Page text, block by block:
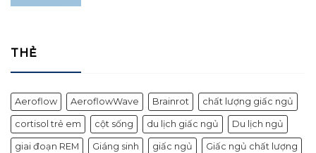
THẺ
Aeroflow AeroflowWave Brainrot chất lượng giấc ngủ
cortisol trẻ em cột sống du lịch giấc ngủ Du lịch ngủ
giai đoạn REM Giáng sinh giấc ngủ Giấc ngủ chất lượng